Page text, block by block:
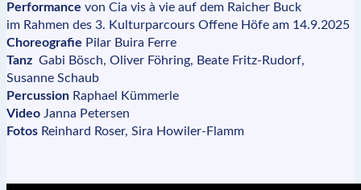
Performance von Cia vis à vie auf dem Raicher Buck
im Rahmen des 3. Kulturparcours Offene Höfe am 14.9.2025
Choreografie Pilar Buira Ferre
Tanz Gabi Bösch, Oliver Föhring, Beate Fritz-Rudorf,
Susanne Schaub
Percussion Raphael Kümmerle
Video Janna Petersen
Fotos Reinhard Roser, Sira Howiler-Flamm